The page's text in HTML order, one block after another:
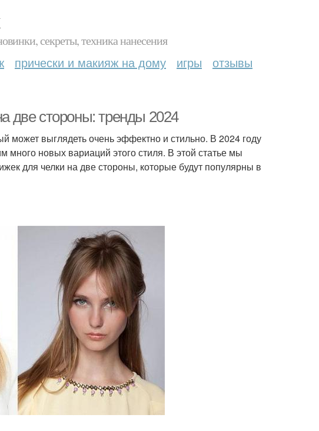
секреты, техника нанесения
прически и макияж на дому игры отзывы
две стороны: тренды 2024
может выглядеть очень эффектно и стильно. В 2024 году
новых вариаций этого стиля. В этой статье мы
для челки на две стороны, которые будут популярны в